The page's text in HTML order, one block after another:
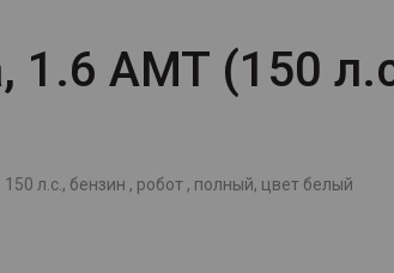
1.6 AMT (150
л.с., бензин , робот , полный, цвет белый